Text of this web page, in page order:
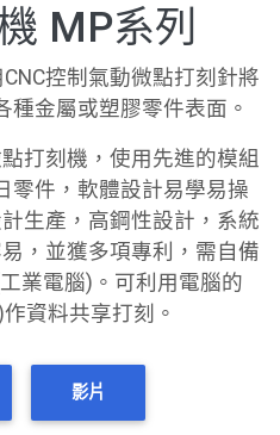
MP系列
控制氣動微點打刻針將
種金屬或塑膠零件表面。
打刻機，使用先進的模組
零件，軟體設計易學易操
生產，高鋼性設計，系統
，並獲多項專利，需自備
業電腦)。可利用電腦的
資料共享打刻。
影片